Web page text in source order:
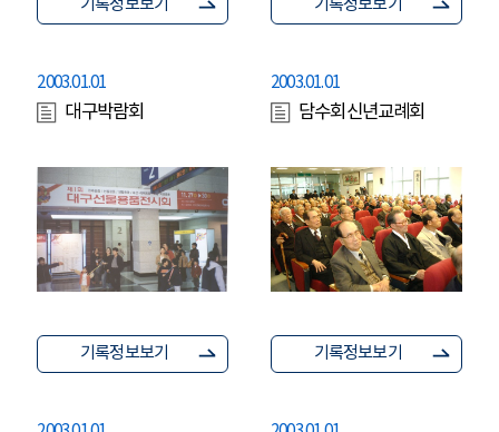
기록정보보기 기록정보보기
2003.01.01
대구박람회
기록정보보기
2003.01.01
담수회신년교례회
기록정보보기